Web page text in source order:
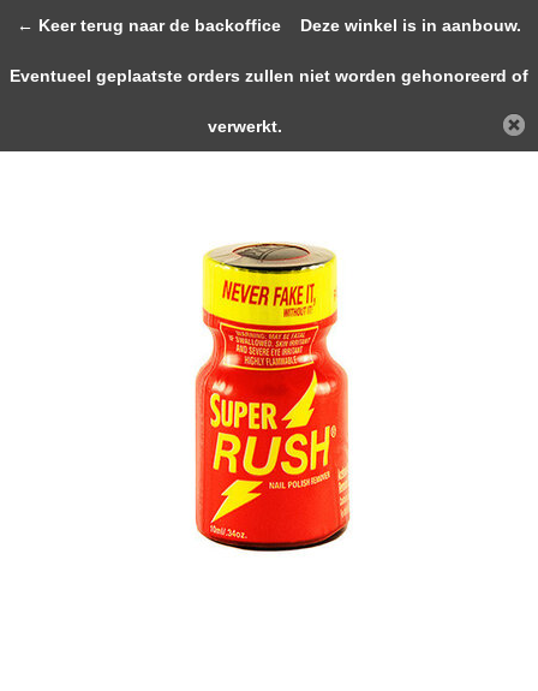
Home
← Keer terug naar de backoffice Deze winkel is in aanbouw.
Eventueel geplaatste orders zullen niet worden gehonoreerd of
verwerkt.